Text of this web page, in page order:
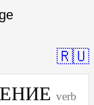
🇷🇺
verb